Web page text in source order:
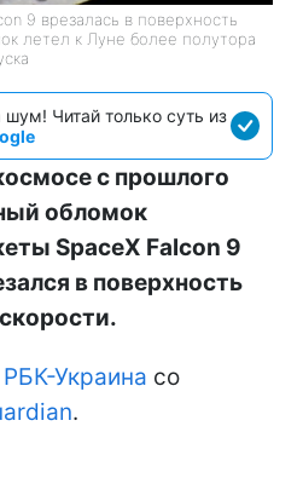
9 врезалась в поверхность
летел к Луне более полутора
Читай только суть из
с прошлого
обломок
SpaceX Falcon 9
в поверхность
РБК-Украина со
.